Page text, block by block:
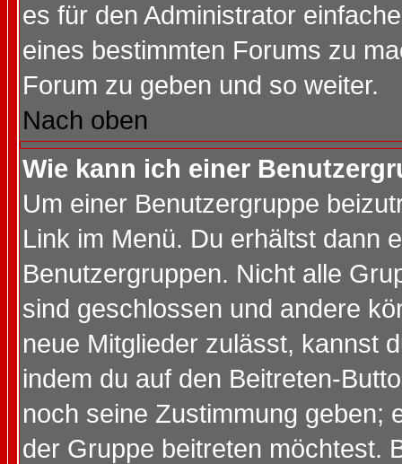
es für den Administrator
eines bestimmten Forums zu
Forum zu geben und so weiter.
Nach oben
Wie kann ich einer
Um einer Benutzergruppe
Link im Menü. Du erhältst dann
Benutzergruppen. Nicht alle
sind geschlossen und andere
neue Mitglieder zulässt, kannst
indem du auf den Beitreten-
noch seine Zustimmung geben;
der Gruppe beitreten möchtest.